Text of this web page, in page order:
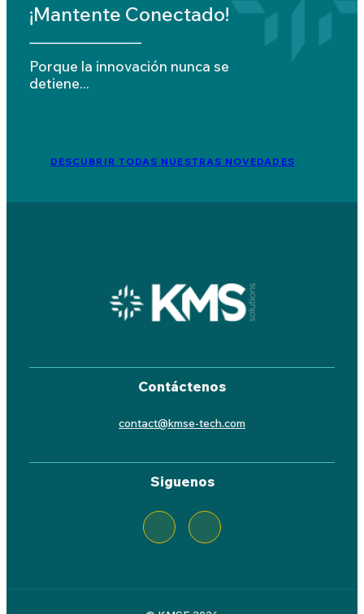
¡Mantente Conectado!
Porque la innovación nunca se
detiene...
DESCUBRIR TODAS NUESTRAS NOVEDADES
Contáctenos
contact@kmse-tech.com
Siguenos